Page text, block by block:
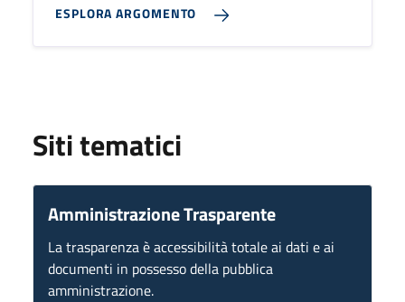
ESPLORA ARGOMENTO
Siti tematici
Amministrazione Trasparente
La trasparenza è accessibilità totale ai dati e ai
documenti in possesso della pubblica
amministrazione.